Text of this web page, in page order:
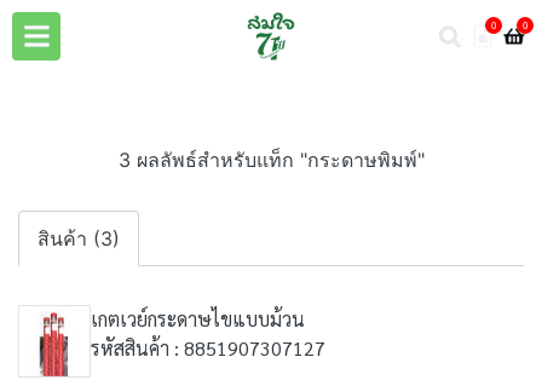
0 0
3 ผลลัพธ์สำหรับแท็ก "กระดาษพิมพ์"
สินค้า (3)
เกตเวย์กระดาษไขแบบม้วน
รหัสสินค้า : 8851907307127